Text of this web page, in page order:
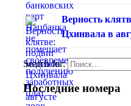
Верность
Цхинвала в
Search for:
Последние номера